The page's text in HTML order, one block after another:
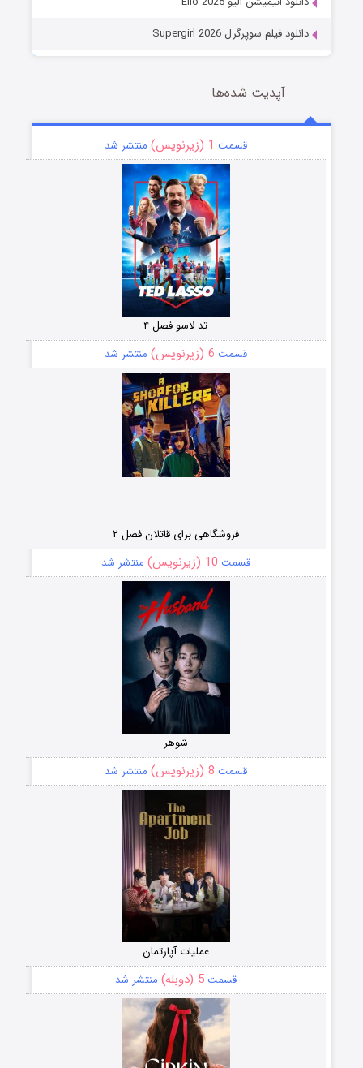
دانلود فیلم سوپرگرل Supergirl 2026
آپدیت شده‌ها
قسمت 1 (زیرنویس) منتشر شد
تد لاسو فصل ۴
قسمت 6 (زیرنویس) منتشر شد
فروشگاهی برای قاتلان فصل ۲
قسمت 10 (زیرنویس) منتشر شد
شوهر
قسمت 8 (زیرنویس) منتشر شد
عملیات آپارتمان
قسمت5 (دوبله) منتشر شد